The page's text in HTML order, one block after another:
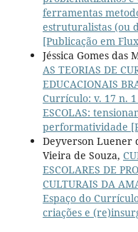
ferramentas
estruturalistas (ou
[Publicação em
Jéssica Gomes das
AS TEORIAS DE
EDUCACIONAIS
Currículo: v. 17 n. 1
ESCOLAS:
performatividade
Deyverson Luener
Vieira de Souza,
ESCOLARES DE
CULTURAIS DA
Espaço do
criações e